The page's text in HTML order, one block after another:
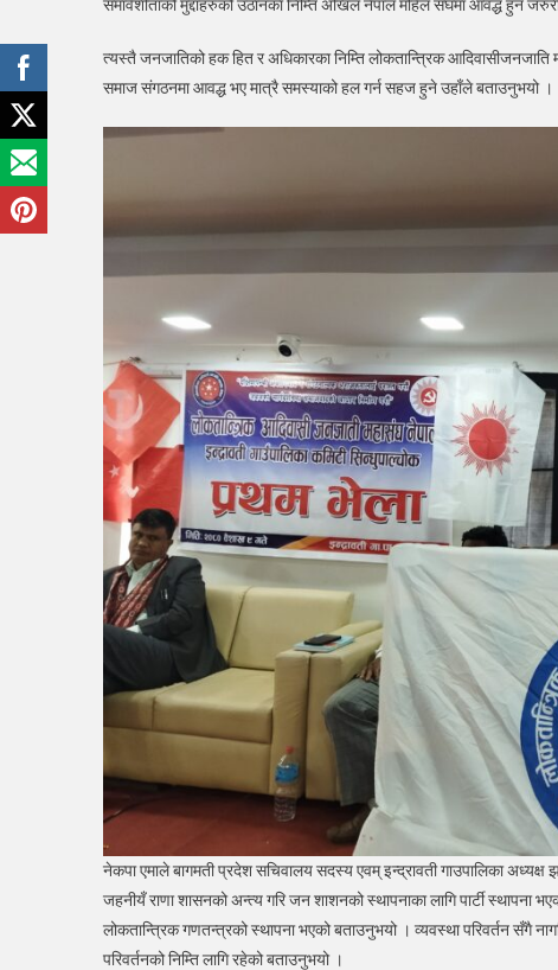
समावेशीताको मुद्दाहरुको उठानका निम्ति अखिल नेपाल महिल संघमा आवद्ध हुन
त्यस्तै जनजातिको हक हित र अधिकारका निम्ति लोकतान्त्रिक आदिवासीजनजाति
समाज संगठनमा आवद्ध भए मात्रै समस्याको हल गर्न सहज हुने उहाँले बताउनुभयो ।
नेकपा एमाले बागमती प्रदेश सचिवालय सदस्य एवम् इन्द्रावती गाउपालिका अध्यक्ष
जहनीयँ राणा शासनको अन्त्य गरि जन शाशनको स्थापनाका लागि पार्टी
लोकतान्त्रिक गणतन्त्रको स्थापना भएको बताउनुभयो । व्यवस्था परिवर्तन सँगै
परिवर्तनको निम्ति लागि रहेको बताउनुभयो ।